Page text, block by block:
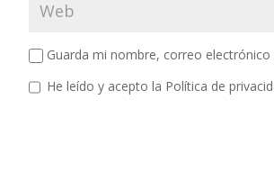
Guarda mi nombre, correo
He leído y acepto la Política de